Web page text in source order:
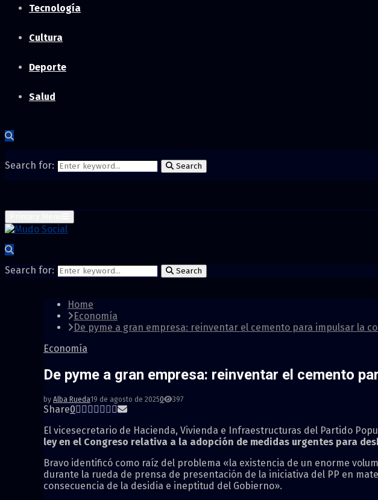
Tecnología
Cultura
Deporte
Salud
Search for: Search
Search for: Search
Home
Economía
De pyme a gran empresa: reinventar el cemento para impulsar la
Economía
De pyme a gran empresa: reinventar el cemento
by Alba Rueda19 de agosto de 20250 397
Share0
El vicesecretario de Hacienda, Vivienda e Infraestructuras del Partido
ley en el Congreso relativa a la adopción de medidas urgentes para
Bravo identificó como raíz del problema «la existencia de un enorme
durante la rueda de prensa de presentación de la iniciativa del PP en
consecuencia de la desidia e ineptitud del Gobierno».